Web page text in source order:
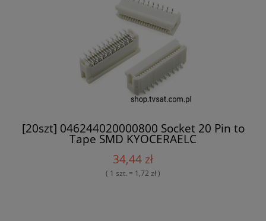
[20szt] 046244020000800 Socket 20 Pin to
Tape SMD KYOCERAELC
34,44 zł
( 1 szt. = 1,72 zł )